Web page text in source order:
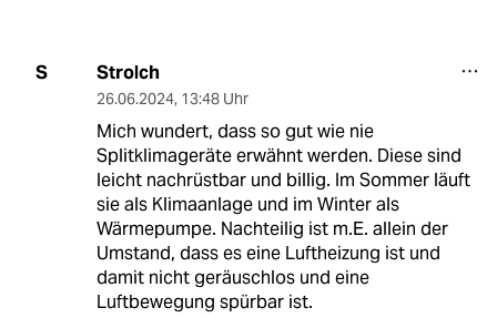
S Strolch
26.06.2024, 13:48 Uhr
Mich wundert, dass so gut wie nie
Splitklimageräte erwähnt werden. Diese sind
leicht nachrüstbar und billig. Im Sommer läuft
sie als Klimaanlage und im Winter als
Wärmepumpe. Nachteilig ist m.E. allein der
Umstand, dass es eine Luftheizung ist und
damit nicht geräuschlos und eine
Luftbewegung spürbar ist.